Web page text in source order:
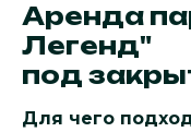
Аренда
Легенд"
под
Для чего